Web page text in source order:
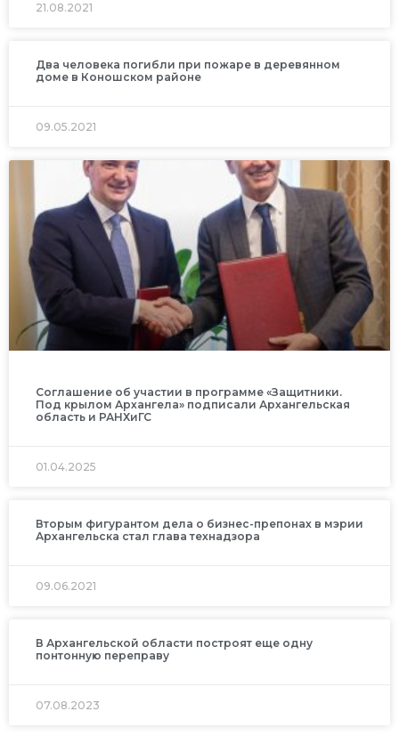
21.08.2021
Два человека погибли при пожаре в деревянном
доме в Коношском районе
09.05.2021
Соглашение об участии в программе «Защитники.
Под крылом Архангела» подписали Архангельская
область и РАНХиГС
01.04.2025
Вторым фигурантом дела о бизнес-препонах в мэрии
Архангельска стал глава технадзора
09.06.2021
В Архангельской области построят еще одну
понтонную переправу
07.08.2023